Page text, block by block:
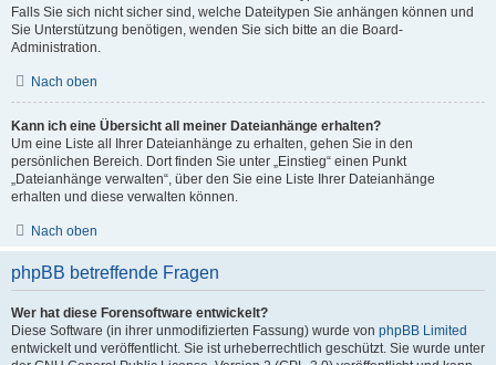
Falls Sie sich nicht sicher sind, welche Dateitypen Sie anhängen können und
Sie Unterstützung benötigen, wenden Sie sich bitte an die Board-
Administration.
Nach oben
Kann ich eine Übersicht all meiner Dateianhänge erhalten?
Um eine Liste all Ihrer Dateianhänge zu erhalten, gehen Sie in den
persönlichen Bereich. Dort finden Sie unter „Einstieg“ einen Punkt
„Dateianhänge verwalten“, über den Sie eine Liste Ihrer Dateianhänge
erhalten und diese verwalten können.
Nach oben
phpBB betreffende Fragen
Wer hat diese Forensoftware entwickelt?
Diese Software (in ihrer unmodifizierten Fassung) wurde von phpBB Limited
entwickelt und veröffentlicht. Sie ist urheberrechtlich geschützt. Sie wurde unter